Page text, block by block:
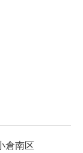
倉南区